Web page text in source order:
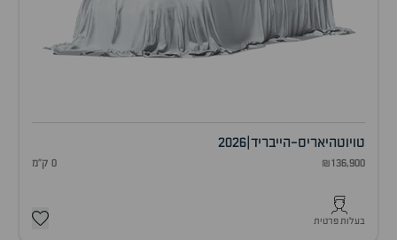
טויוטהיאריס-הייבריד 2026
₪136,900 0 ק"מ
בעלות פרטית